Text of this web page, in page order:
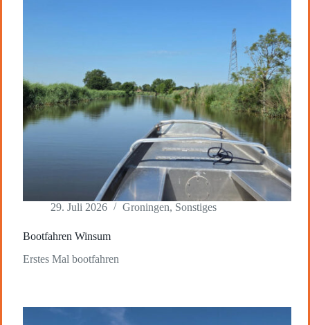
29. Juli 2026 Groningen, Sonstiges
Bootfahren Winsum
Erstes Mal bootfahren